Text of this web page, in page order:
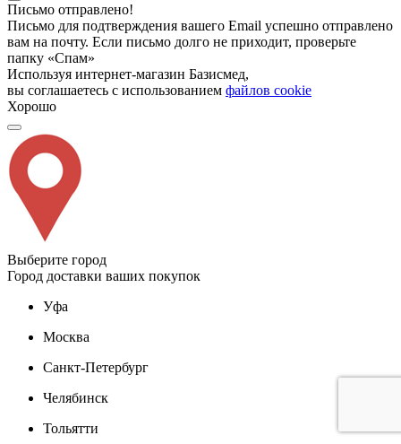
Письмо отправлено!
Письмо для подтверждения вашего Email успешно отправлено
вам на почту. Если письмо долго не приходит, проверьте
папку «Спам»
Используя интернет-магазин Базисмед,
вы соглашаетесь с использованием файлов cookie
Хорошо
Выберите город
Город доставки ваших покупок
Уфа
Москва
Санкт-Петербург
Челябинск
Тольятти